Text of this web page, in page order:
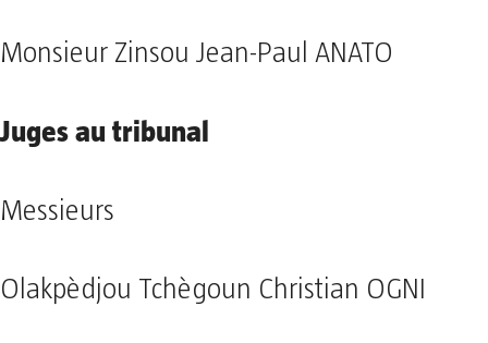
Monsieur Zinsou Jean-Paul ANATO
Juges au tribunal
Messieurs
Olakpèdjou Tchègoun Christian OGNI